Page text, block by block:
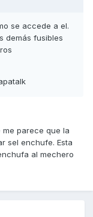
se accede a el.
demás fusibles
me parece que la
sel enchufe. Esta
al mechero